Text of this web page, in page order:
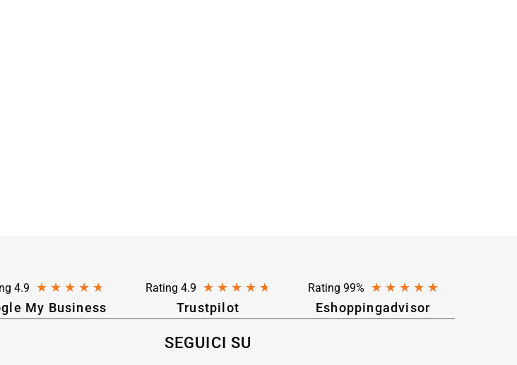
4.9 ★ ★ ★ ★ ★
My Business
Rating 4.9 ★ ★ ★ ★ ★
Trustpilot
Rating 99% ★ ★ ★ ★ ★
Eshoppingadvisor
SEGUICI SU